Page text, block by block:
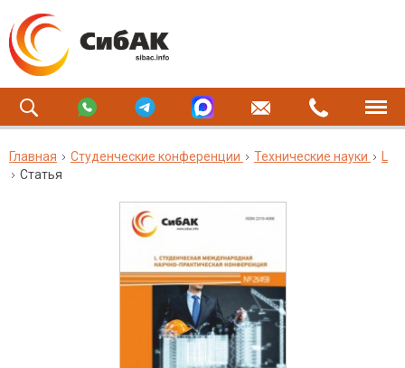
Главная Студенческие конференции Технические науки
Статья